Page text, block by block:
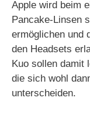
Apple wird beim
Pancake-Linsen
ermöglichen und
den Headsets
Kuo sollen damit
die sich wohl
unterscheiden.